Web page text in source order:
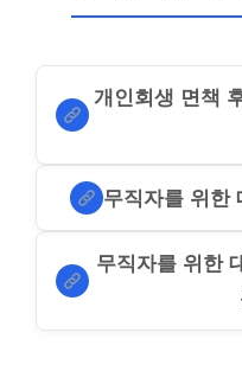
개인회생 면책
무직자를 위한
무직자를 위한